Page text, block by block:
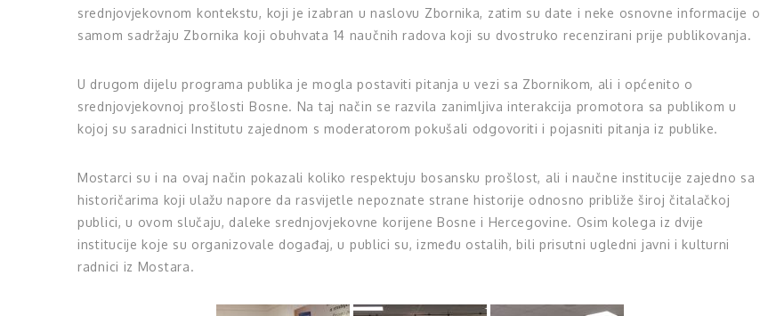
srednjovjekovnom kontekstu, koji je izabran u naslovu Zbornika, zatim su date i neke osnovne informacije o
samom sadržaju Zbornika koji obuhvata 14 naučnih radova koji su dvostruko recenzirani prije publikovanja.
U drugom dijelu programa publika je mogla postaviti pitanja u vezi sa Zbornikom, ali i općenito o
srednjovjekovnoj prošlosti Bosne. Na taj način se razvila zanimljiva interakcija promotora sa publikom u
kojoj su saradnici Institutu zajednom s moderatorom pokušali odgovoriti i pojasniti pitanja iz publike.
Mostarci su i na ovaj način pokazali koliko respektuju bosansku prošlost, ali i naučne institucije zajedno sa
historičarima koji ulažu napore da rasvijetle nepoznate strane historije odnosno približe široj čitalačkoj
publici, u ovom slučaju, daleke srednjovjekovne korijene Bosne i Hercegovine. Osim kolega iz dvije
institucije koje su organizovale događaj, u publici su, između ostalih, bili prisutni ugledni javni i kulturni
radnici iz Mostara.